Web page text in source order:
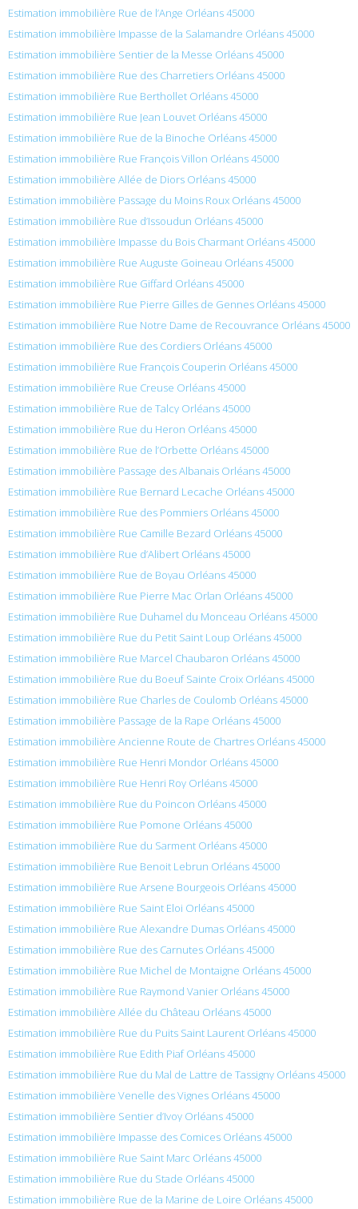
Estimation immobilière Rue de l’Ange Orléans 45000
Estimation immobilière Impasse de la Salamandre Orléans 45000
Estimation immobilière Sentier de la Messe Orléans 45000
Estimation immobilière Rue des Charretiers Orléans 45000
Estimation immobilière Rue Berthollet Orléans 45000
Estimation immobilière Rue Jean Louvet Orléans 45000
Estimation immobilière Rue de la Binoche Orléans 45000
Estimation immobilière Rue François Villon Orléans 45000
Estimation immobilière Allée de Diors Orléans 45000
Estimation immobilière Passage du Moins Roux Orléans 45000
Estimation immobilière Rue d’Issoudun Orléans 45000
Estimation immobilière Impasse du Bois Charmant Orléans 45000
Estimation immobilière Rue Auguste Goineau Orléans 45000
Estimation immobilière Rue Giffard Orléans 45000
Estimation immobilière Rue Pierre Gilles de Gennes Orléans 45000
Estimation immobilière Rue Notre Dame de Recouvrance Orléans 45000
Estimation immobilière Rue des Cordiers Orléans 45000
Estimation immobilière Rue François Couperin Orléans 45000
Estimation immobilière Rue Creuse Orléans 45000
Estimation immobilière Rue de Talcy Orléans 45000
Estimation immobilière Rue du Heron Orléans 45000
Estimation immobilière Rue de l’Orbette Orléans 45000
Estimation immobilière Passage des Albanais Orléans 45000
Estimation immobilière Rue Bernard Lecache Orléans 45000
Estimation immobilière Rue des Pommiers Orléans 45000
Estimation immobilière Rue Camille Bezard Orléans 45000
Estimation immobilière Rue d’Alibert Orléans 45000
Estimation immobilière Rue de Boyau Orléans 45000
Estimation immobilière Rue Pierre Mac Orlan Orléans 45000
Estimation immobilière Rue Duhamel du Monceau Orléans 45000
Estimation immobilière Rue du Petit Saint Loup Orléans 45000
Estimation immobilière Rue Marcel Chaubaron Orléans 45000
Estimation immobilière Rue du Boeuf Sainte Croix Orléans 45000
Estimation immobilière Rue Charles de Coulomb Orléans 45000
Estimation immobilière Passage de la Rape Orléans 45000
Estimation immobilière Ancienne Route de Chartres Orléans 45000
Estimation immobilière Rue Henri Mondor Orléans 45000
Estimation immobilière Rue Henri Roy Orléans 45000
Estimation immobilière Rue du Poincon Orléans 45000
Estimation immobilière Rue Pomone Orléans 45000
Estimation immobilière Rue du Sarment Orléans 45000
Estimation immobilière Rue Benoit Lebrun Orléans 45000
Estimation immobilière Rue Arsene Bourgeois Orléans 45000
Estimation immobilière Rue Saint Eloi Orléans 45000
Estimation immobilière Rue Alexandre Dumas Orléans 45000
Estimation immobilière Rue des Carnutes Orléans 45000
Estimation immobilière Rue Michel de Montaigne Orléans 45000
Estimation immobilière Rue Raymond Vanier Orléans 45000
Estimation immobilière Allée du Château Orléans 45000
Estimation immobilière Rue du Puits Saint Laurent Orléans 45000
Estimation immobilière Rue Edith Piaf Orléans 45000
Estimation immobilière Rue du Mal de Lattre de Tassigny Orléans 45000
Estimation immobilière Venelle des Vignes Orléans 45000
Estimation immobilière Sentier d’Ivoy Orléans 45000
Estimation immobilière Impasse des Comices Orléans 45000
Estimation immobilière Rue Saint Marc Orléans 45000
Estimation immobilière Rue du Stade Orléans 45000
Estimation immobilière Rue de la Marine de Loire Orléans 45000